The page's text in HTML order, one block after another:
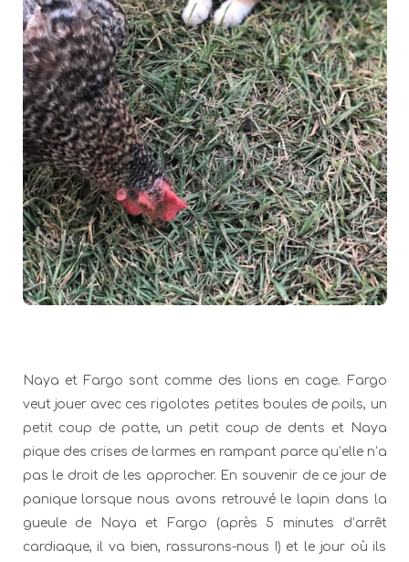
Naya et Fargo sont comme des lions en cage. Fargo
veut jouer avec ces rigolotes petites boules de poils, un
petit coup de patte, un petit coup de dents et Naya
pique des crises de larmes en rampant parce qu’elle n’a
pas le droit de les approcher. En souvenir de ce jour de
panique lorsque nous avons retrouvé le lapin dans la
gueule de Naya et Fargo (après 5 minutes d’arrêt
cardiaque, il va bien, rassurons-nous !) et le jour où ils